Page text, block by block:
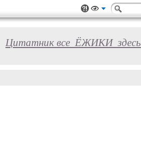
Цитатник все_ЁЖИКИ_здесь